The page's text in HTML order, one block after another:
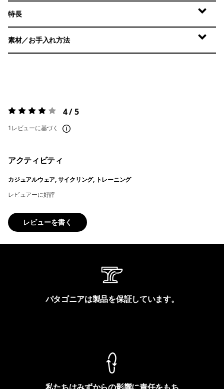
特長
素材／お手入れ方法
評価:4 / 5 4 / 5
1レビューに基づく
アクティビティ
カジュアルウェア, サイクリング, トレーニング
レビュアーに好評
レビューを書く
パタゴニアは製品を保証しています。